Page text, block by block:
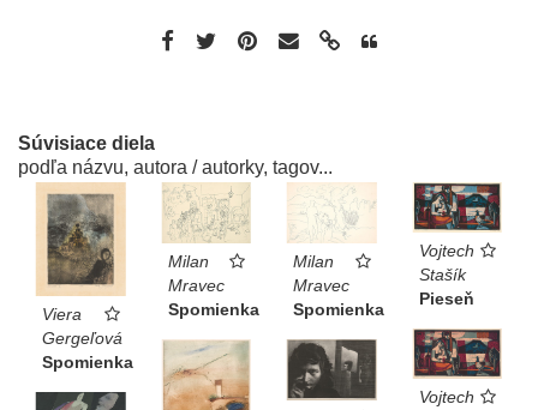
Súvisiace diela
podľa názvu, autora / autorky, tagov...
Viera
Gergeľová
Spomienka
Milan
Mravec
Spomienka
Milan
Mravec
Spomienka
Vojtech
Stašík
Pieseň
Vojtech